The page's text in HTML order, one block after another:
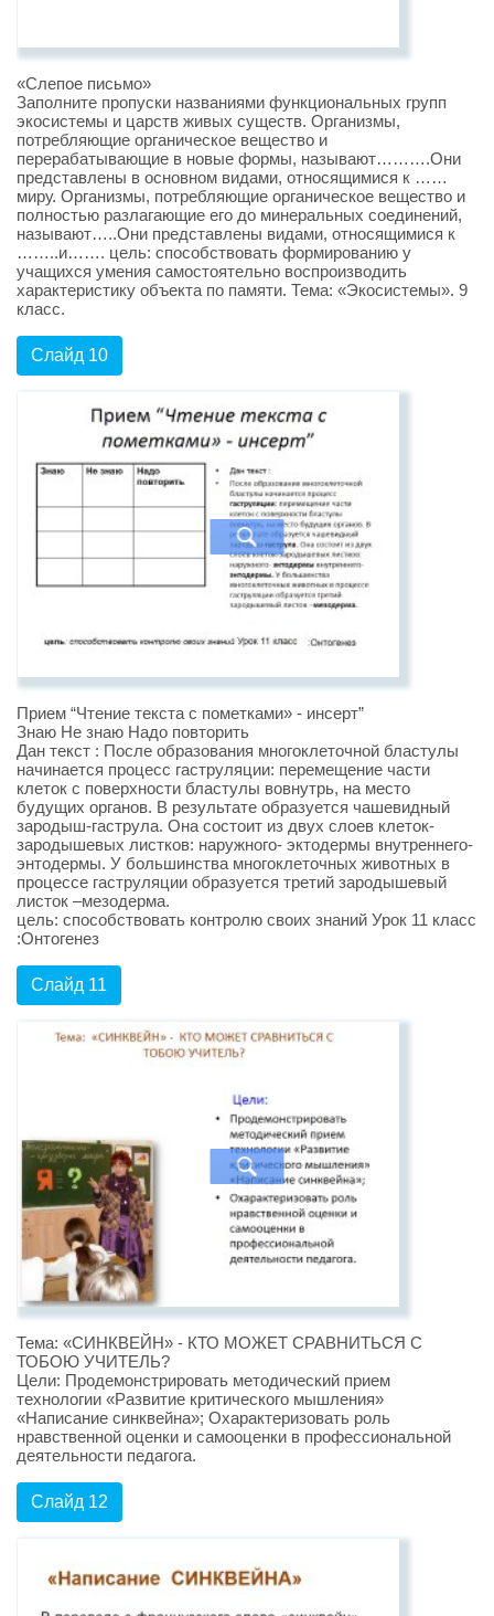
«Слепое письмо»
Заполните пропуски названиями функциональных групп
экосистемы и царств живых существ. Организмы,
потребляющие органическое вещество и
перерабатывающие в новые формы, называют……….Они
представлены в основном видами, относящимися к ……
миру. Организмы, потребляющие органическое вещество и
полностью разлагающие его до минеральных соединений,
называют…..Они представлены видами, относящимися к
……..и……. цель: способствовать формированию у
учащихся умения самостоятельно воспроизводить
характеристику объекта по памяти. Тема: «Экосистемы». 9
класс.
Слайд 10
Прием “Чтение текста с пометками» - инсерт”
Знаю Не знаю Надо повторить
Дан текст : После образования многоклеточной бластулы
начинается процесс гаструляции: перемещение части
клеток с поверхности бластулы вовнутрь, на место
будущих органов. В результате образуется чашевидный
зародыш-гаструла. Она состоит из двух слоев клеток-
зародышевых листков: наружного- эктодермы внутреннего-
энтодермы. У большинства многоклеточных животных в
процессе гаструляции образуется третий зародышевый
листок –мезодерма.
цель: способствовать контролю своих знаний Урок 11 класс
:Онтогенез
Слайд 11
Тема: «СИНКВЕЙН» - КТО МОЖЕТ СРАВНИТЬСЯ С
ТОБОЮ УЧИТЕЛЬ?
Цели: Продемонстрировать методический прием
технологии «Развитие критического мышления»
«Написание синквейна»; Охарактеризовать роль
нравственной оценки и самооценки в профессиональной
деятельности педагога.
Слайд 12